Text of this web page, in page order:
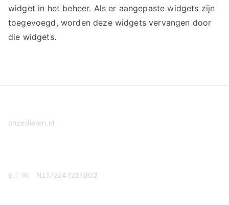
widget in het beheer. Als er aangepaste widgets zijn
toegevoegd, worden deze widgets vervangen door
die widgets.
onzedieren.nl
B.T.W. NL172247251B02